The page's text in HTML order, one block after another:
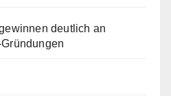
deutlich an